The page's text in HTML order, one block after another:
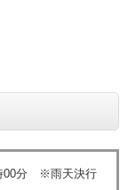
00分 ※雨天決行